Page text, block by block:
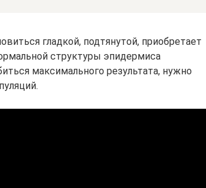
гладкой, подтянутой, приобретает
структуры эпидермиса
максимального результата, нужно